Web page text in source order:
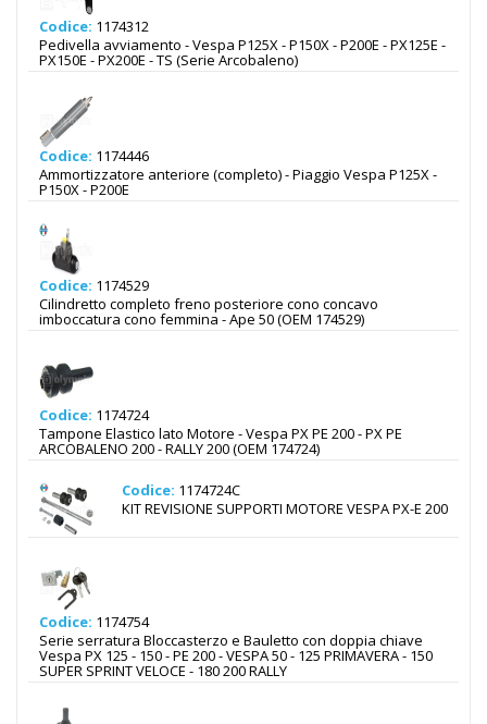
Codice: 1174312
Pedivella avviamento - Vespa P125X - P150X - P200E - PX125E -
PX150E - PX200E - TS (Serie Arcobaleno)
Codice: 1174446
Ammortizzatore anteriore (completo) - Piaggio Vespa P125X -
P150X - P200E
Codice: 1174529
Cilindretto completo freno posteriore cono concavo
imboccatura cono femmina - Ape 50 (OEM 174529)
Codice: 1174724
Tampone Elastico lato Motore - Vespa PX PE 200 - PX PE
ARCOBALENO 200 - RALLY 200 (OEM 174724)
Codice: 1174724C
KIT REVISIONE SUPPORTI MOTORE VESPA PX-E 200
Codice: 1174754
Serie serratura Bloccasterzo e Bauletto con doppia chiave
Vespa PX 125 - 150 - PE 200 - VESPA 50 - 125 PRIMAVERA - 150
SUPER SPRINT VELOCE - 180 200 RALLY